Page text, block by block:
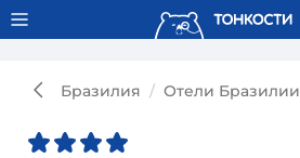
Тонкости используют сookie-файлы.
Бразилия Отели Бразилии